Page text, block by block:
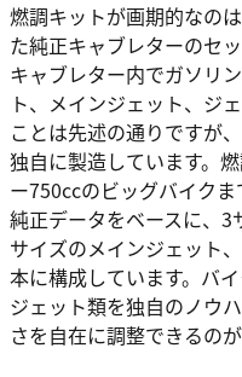
燃調キットが画期的なの
た純正キャブレターのセ
キャブレター内でガソリ
ト、メインジェット、ジ
ことは先述の通りですが
独自に製造しています。
ー750ccのビッグバイク
純正データをベースに、
サイズのメインジェット
本に構成しています。バ
ジェット類を独自のノウ
さを自在に調整できるの